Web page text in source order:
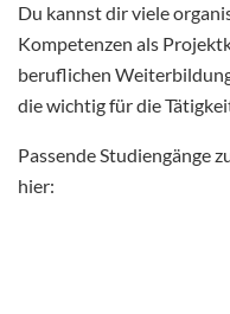
Du kannst dir viele
Kompetenzen als
beruflichen
die wichtig für die
Passende Studiengänge
hier: